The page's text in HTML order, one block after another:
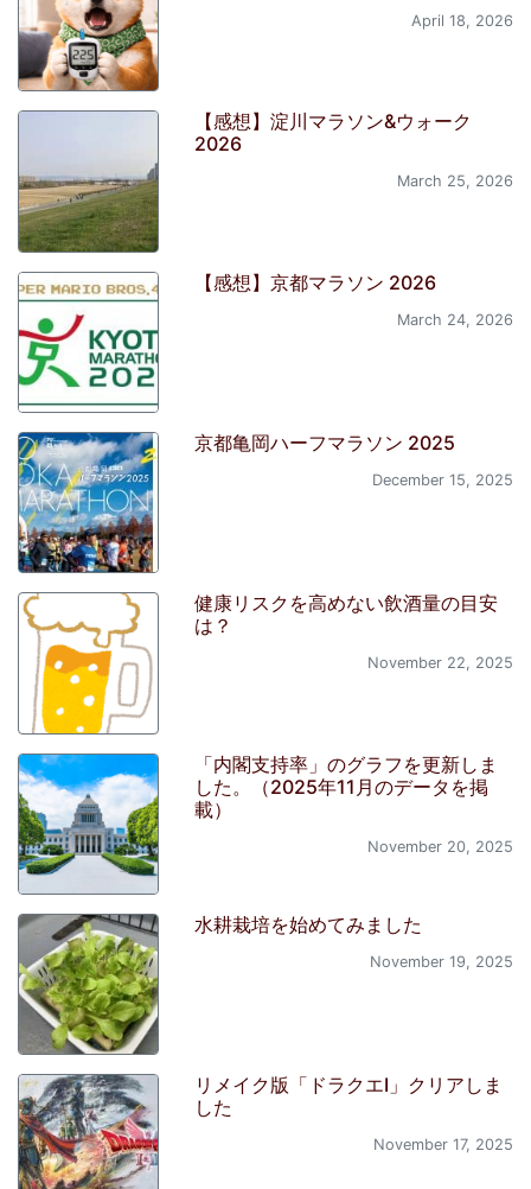
April 18, 2026
【感想】淀川マラソン&ウォーク
2026
March 25, 2026
【感想】京都マラソン 2026
March 24, 2026
京都亀岡ハーフマラソン 2025
December 15, 2025
健康リスクを高めない飲酒量の目安
は？
November 22, 2025
「内閣支持率」のグラフを更新しま
した。（2025年11月のデータを掲
載）
November 20, 2025
水耕栽培を始めてみました
November 19, 2025
リメイク版「ドラクエI」クリアしま
した
November 17, 2025